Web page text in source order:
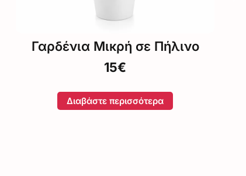
Μπιγκόνια σε Τσάντα Δώρου
14€
η φωτογραφία είναι ενδεικτική και ότι
κάποιοι χρωματισμοί ενδέχεται να